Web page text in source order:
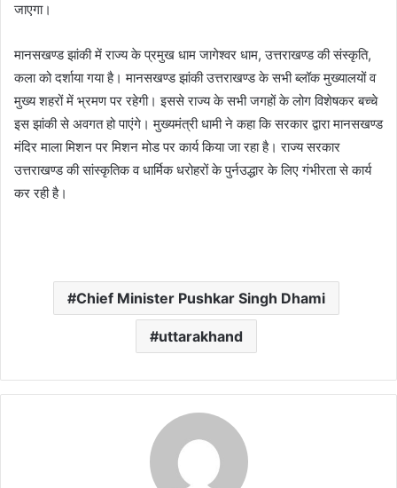
जाएगा।
मानसखण्ड झांकी में राज्य के प्रमुख धाम जागेश्वर धाम, उत्तराखण्ड की संस्कृति,
कला को दर्शाया गया है। मानसखण्ड झांकी उत्तराखण्ड के सभी ब्लॉक मुख्यालयों व
मुख्य शहरों में भ्रमण पर रहेगी। इससे राज्य के सभी जगहों के लोग विशेषकर बच्चे
इस झांकी से अवगत हो पाएंगे। मुख्यमंत्री धामी ने कहा कि सरकार द्वारा मानसखण्ड
मंदिर माला मिशन पर मिशन मोड पर कार्य किया जा रहा है। राज्य सरकार
उत्तराखण्ड की सांस्कृतिक व धार्मिक धरोहरों के पुर्नउद्धार के लिए गंभीरता से कार्य
कर रही है।
Chief Minister Pushkar Singh Dhami
uttarakhand